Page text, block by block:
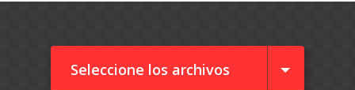
Seleccione los archivos